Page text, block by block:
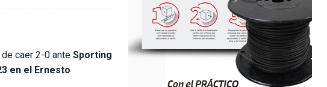
caer 2-0 ante Sporting
en el Ernesto